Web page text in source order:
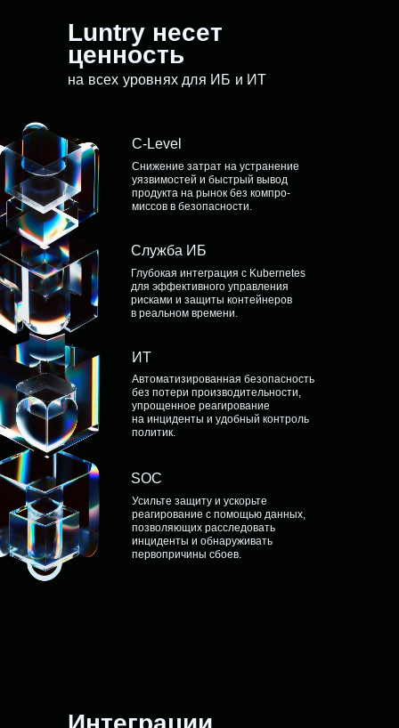
Усильте защиту и ускорьте
реагирование с помощью данных,
позволяющих расследовать
инциденты и обнаруживать
первопричины сбоев.
SOC
ИТ
Автоматизированная безопасность
без потери производительности,
упрощенное реагирование
на инциденты и удобный контроль
политик.
Служба ИБ
Глубокая интеграция с Kubernetes
для эффективного управления
рисками и защиты контейнеров
в реальном времени.
Снижение затрат на устранение
уязвимостей и быстрый вывод
продукта на рынок без компро-
миссов в безопасности.
C-Level
на всех уровнях для ИБ и ИТ
Luntry несет
ценность